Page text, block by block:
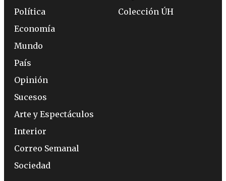
Política
Economía
Mundo
País
Opinión
Sucesos
Arte y Espectáculos
Interior
Correo Semanal
Sociedad
Colección ÚH